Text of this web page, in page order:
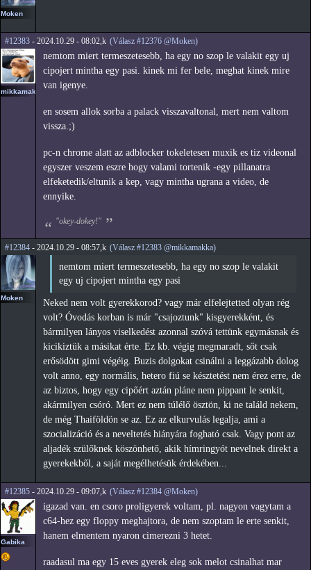
Moken
#12383 - 2024.10.29 - 08:02,k (Válasz #12376 @Moken)
mikkamakka
nemtom miert termeszetesebb, ha egy no szop le valakit egy uj
cipojert mintha egy pasi. kinek mi fer bele, meghat kinek mire
van igenye.
en sosem allok sorba a palack visszavaltonal, mert nem valtom
vissza.;)
pc-n chrome alatt az adblocker tokeletesen muxik es tiz videonal
egyszer veszem eszre hogy valami tortenik -egy pillanatra
elfeketedik/eltunik a kep, vagy mintha ugrana a video, de
ennyike.
"okey-dokey!"
#12384 - 2024.10.29 - 08:57,k (Válasz #12383 @mikkamakka)
Moken
nemtom miert termeszetesebb, ha egy no szop le valakit
egy uj cipojert mintha egy pasi
Neked nem volt gyerekkorod? vagy már elfelejtetted olyan rég
volt? Óvodás korban is már "csajoztunk" kisgyerekként, és
bármilyen lányos viselkedést azonnal szóvá tettünk egymásnak és
kicikiztük a másikat érte. Ez kb. végig megmaradt, sőt csak
erősödött gimi végéig. Buzis dolgokat csinálni a leggázabb dolog
volt anno, egy normális, hetero fiú se késztetést nem érez erre, de
az biztos, hogy egy cipőért aztán pláne nem pippant le senkit,
akármilyen csóró. Mert ez nem túlélő ösztön, ki ne találd nekem,
de még Thaiföldön se az. Ez az elkurvulás legalja, ami a
szocializáció és a neveltetés hiányára fogható csak. Vagy pont az
aljadék szülőknek köszönhető, akik hímringyót nevelnek direkt a
gyerekekből, a saját megélhetésük érdekében...
#12385 - 2024.10.29 - 09:07,k (Válasz #12384 @Moken)
Gabika
igazad van. en csoro proligyerek voltam, pl. nagyon vagytam a
c64-hez egy floppy meghajtora, de nem szoptam le erte senkit,
hanem elmentem nyaron cimerezni 3 hetet.
raadasul ma egy 15 eves gyerek eleg sok melot csinalhat mar